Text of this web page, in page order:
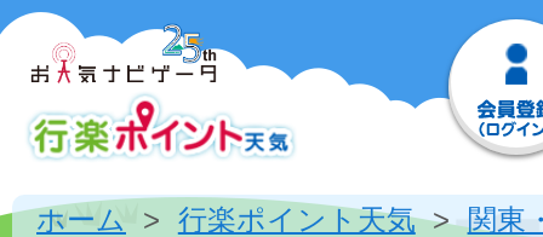
ホーム 行楽ポイント天気
関東